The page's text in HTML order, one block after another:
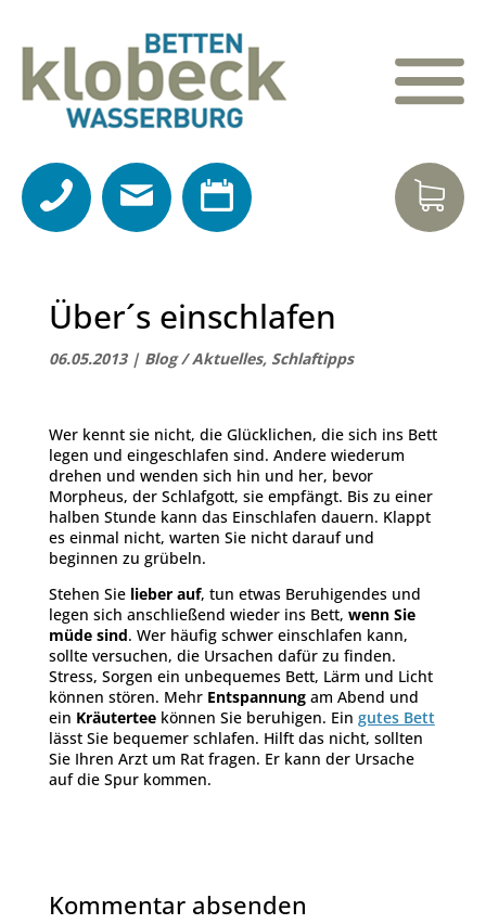
Über´s einschlafen
06.05.2013| Blog / Aktuelles, Schlaftipps
Wer kennt sie nicht, die Glücklichen, die sich ins Bett
legen und eingeschlafen sind. Andere wiederum
drehen und wenden sich hin und her, bevor
Morpheus, der Schlafgott, sie empfängt. Bis zu einer
halben Stunde kann das Einschlafen dauern. Klappt
es einmal nicht, warten Sie nicht darauf und
beginnen zu grübeln.
Stehen Sie lieber auf, tun etwas Beruhigendes und
legen sich anschließend wieder ins Bett, wenn Sie
müde sind. Wer häufig schwer einschlafen kann,
sollte versuchen, die Ursachen dafür zu finden.
Stress, Sorgen ein unbequemes Bett, Lärm und Licht
können stören. Mehr Entspannungam Abend und
ein Kräuterteekönnen Sie beruhigen. Ein gutes Bett
lässt Sie bequemer schlafen. Hilft das nicht, sollten
Sie Ihren Arzt um Rat fragen. Er kann der Ursache
auf die Spur kommen.
Kommentar absenden